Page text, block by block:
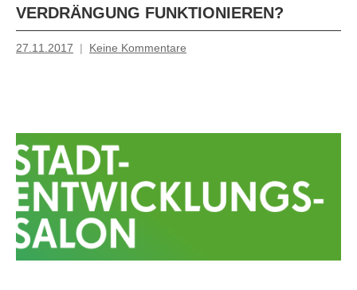
VERDRÄNGUNG FUNKTIONIEREN?
27.11.2017
Mosche
Keine Kommentare